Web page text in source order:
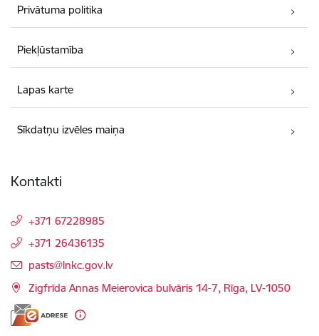
Privātuma politika
Piekļūstamība
Lapas karte
Sīkdatņu izvēles maiņa
Kontakti
+371 67228985
+371 26436135
E-pasts:
pasts@lnkc.gov.lv
Zigfrīda Annas Meierovica bulvāris 14-7, Rīga, LV-1050